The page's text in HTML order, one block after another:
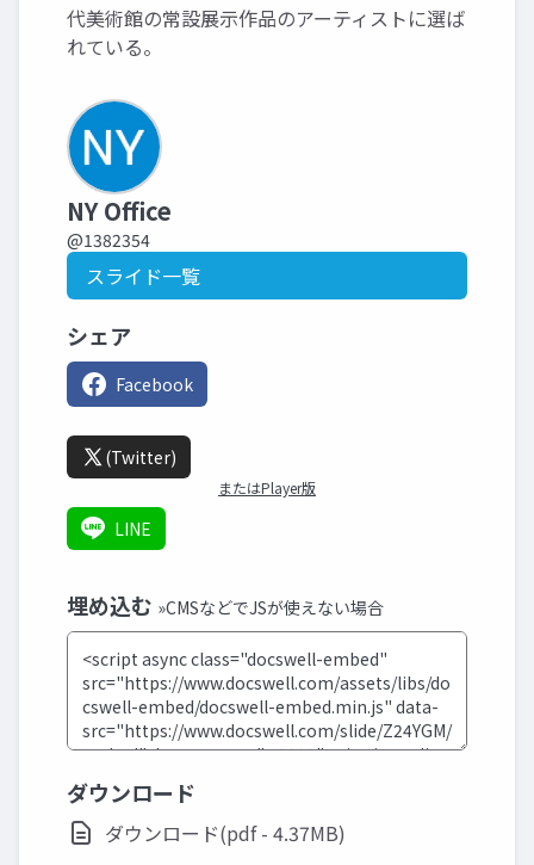
代美術館の常設展示作品のアーティストに選ば
れている。
NY Office
@1382354
スライド一覧
シェア
Facebook
(Twitter)
またはPlayer版
LINE
埋め込む »CMSなどでJSが使えない場合
ダウンロード
ダウンロード(pdf - 4.37MB)